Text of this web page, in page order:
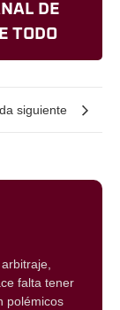
DE
TODO
siguiente
falta tener
polémicos